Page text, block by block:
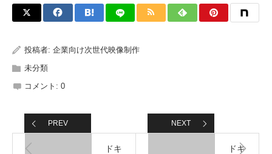
投稿者: 企業向け次世代映像制作
未分類
コメント: 0
PREV
ドキ
NEXT
ドキ